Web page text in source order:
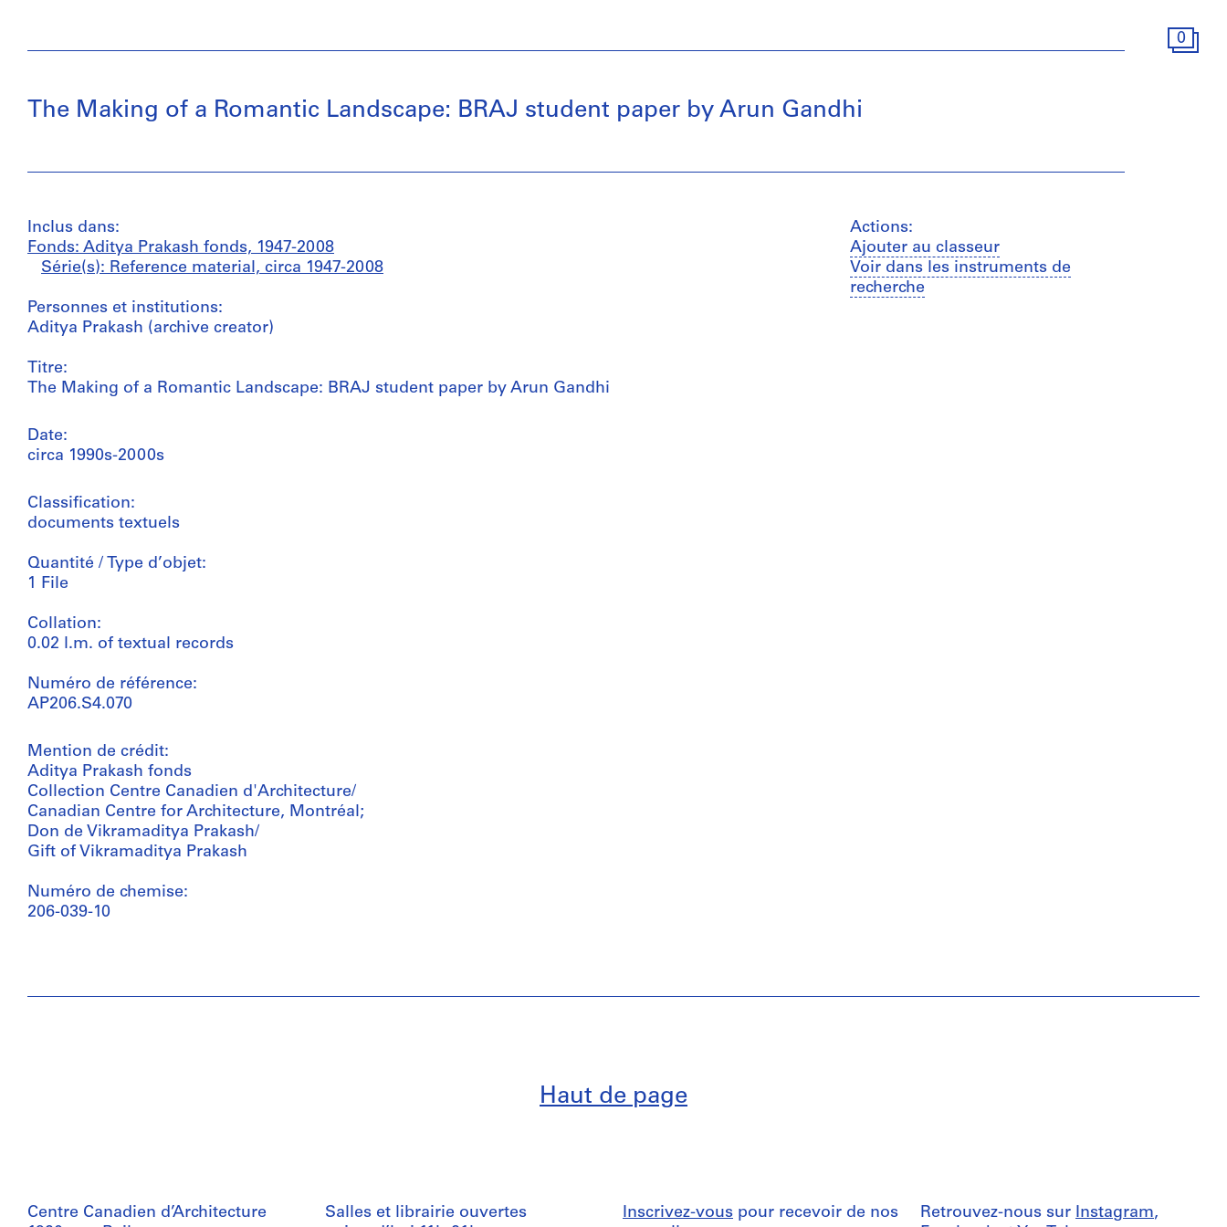
0
The Making of a Romantic Landscape: BRAJ student paper by Arun Gandhi
Inclus dans:
Fonds: Aditya Prakash fonds, 1947-2008
Série(s): Reference material, circa 1947-2008
Personnes et institutions:
Aditya Prakash (archive creator)
Titre:
The Making of a Romantic Landscape: BRAJ student paper by Arun Gandhi
Date:
circa 1990s-2000s
Classification:
documents textuels
Quantité / Type d’objet:
1 File
Collation:
0.02 l.m. of textual records
Numéro de référence:
AP206.S4.070
Mention de crédit:
Aditya Prakash fonds
Collection Centre Canadien d'Architecture/
Canadian Centre for Architecture, Montréal;
Don de Vikramaditya Prakash/
Gift of Vikramaditya Prakash
Numéro de chemise:
206-039-10
Actions:
Ajouter au classeur
Voir dans les instruments de
recherche
Haut de page
Centre Canadien d’Architecture
Salles et librairie ouvertes
Inscrivez-vous pour recevoir de nos
Retrouvez-nous sur Instagram,